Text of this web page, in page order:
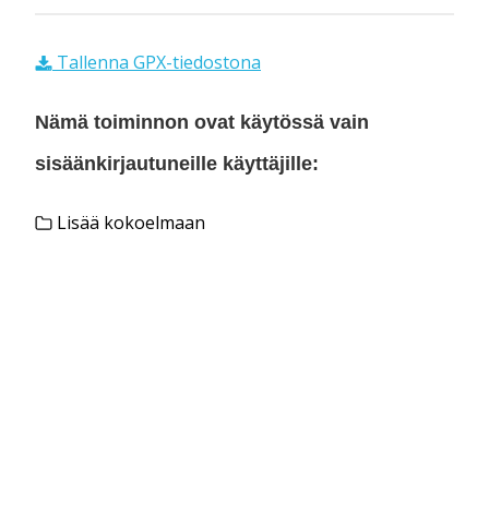
Tallenna GPX-tiedostona
Nämä toiminnon ovat käytössä vain
sisäänkirjautuneille käyttäjille:
Lisää kokoelmaan